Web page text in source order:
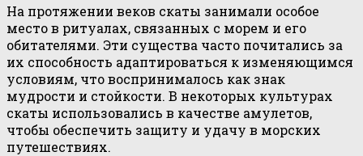
На протяжении веков скаты занимали особое
место в ритуалах, связанных с морем и его
обитателями. Эти существа часто почитались за
их способность адаптироваться к изменяющимся
условиям, что воспринималось как знак
мудрости и стойкости. В некоторых культурах
скаты использовались в качестве амулетов,
чтобы обеспечить защиту и удачу в морских
путешествиях.